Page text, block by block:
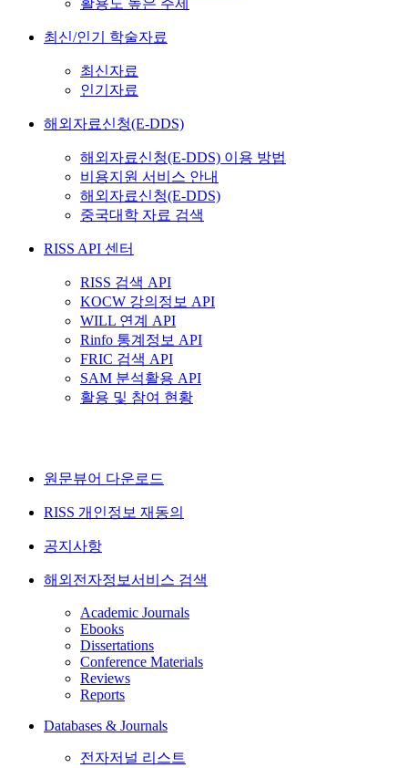
활용도 높은 주제
최신/인기 학술자료
최신자료
인기자료
해외자료신청(E-DDS)
해외자료신청(E-DDS) 이용 방법
비용지원 서비스 안내
해외자료신청(E-DDS)
중국대학 자료 검색
RISS API 센터
RISS 검색 API
KOCW 강의정보 API
WILL 연계 API
Rinfo 통계정보 API
FRIC 검색 API
SAM 분석활용 API
활용 및 참여 현황
원문뷰어 다운로드
RISS 개인정보 재동의
공지사항
해외전자정보서비스 검색
Academic Journals
Ebooks
Dissertations
Conference Materials
Reviews
Reports
Databases & Journals
전자저널 리스트